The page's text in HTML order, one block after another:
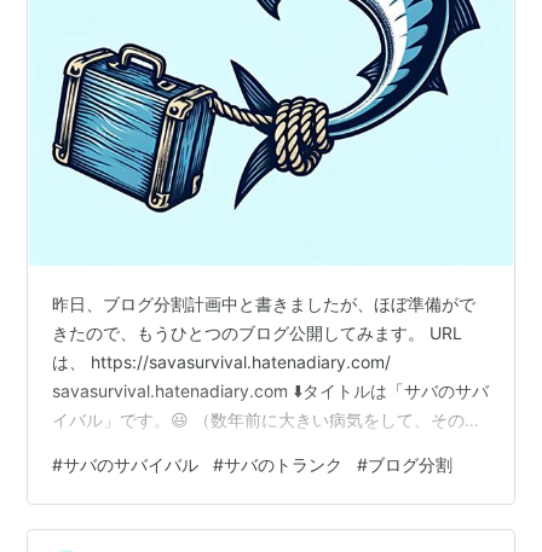
昨日、ブログ分割計画中と書きましたが、ほぼ準備がで
きたので、もうひとつのブログ公開してみます。 URL
は、 https://savasurvival.hatenadiary.com/
savasurvival.hatenadiary.com ⬇️タイトルは「サバのサバ
イバル」です。😃 （数年前に大きい病気をして、その関
と、語呂も良いかなと思い「サバのサバイバル」としま
した。デザイン等はまだまだ変わると思います） このブ
ログの読者になって頂いている方々、大変お手数ですが
#サバのサバイバル #サバのトランク #ブログ分割